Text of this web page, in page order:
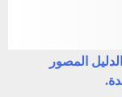
سليمان، (1434هـ)، الدليل المصور